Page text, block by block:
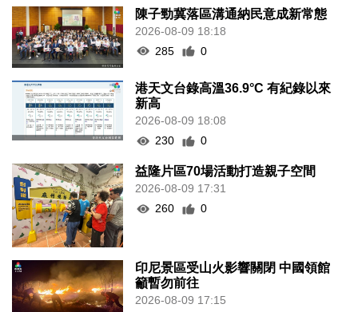
陳子勁冀落區溝通納民意成新常態
2026-08-09 18:18
285
0
港天文台錄高溫36.9°C 有紀錄以來
新高
2026-08-09 18:08
230
0
益隆片區70場活動打造親子空間
2026-08-09 17:31
260
0
印尼景區受山火影響關閉 中國領館
籲暫勿前往
2026-08-09 17:15